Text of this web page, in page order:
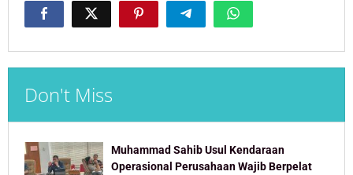
Don't Miss
Muhammad Sahib Usul Kendaraan
Operasional Perusahaan Wajib Berpelat